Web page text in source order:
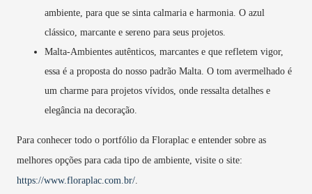
ambiente, para que se sinta calmaria e harmonia. O azul
clássico, marcante e sereno para seus projetos.
Malta-Ambientes autênticos, marcantes e que refletem vigor,
essa é a proposta do nosso padrão Malta. O tom avermelhado é
um charme para projetos vívidos, onde ressalta detalhes e
elegância na decoração.
Para conhecer todo o portfólio da Floraplac e entender sobre as
melhores opções para cada tipo de ambiente, visite o site:
https://www.floraplac.com.br/.